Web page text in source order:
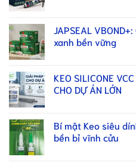
JAPSEAL
xanh bền vững
KEO SILICONE
CHO DỰ ÁN LỚN
Bí mật Keo siêu
bền bỉ vĩnh cửu